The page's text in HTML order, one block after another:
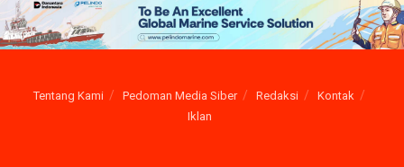
Tentang Kami Pedoman Media Siber Redaksi
Kontak
Iklan